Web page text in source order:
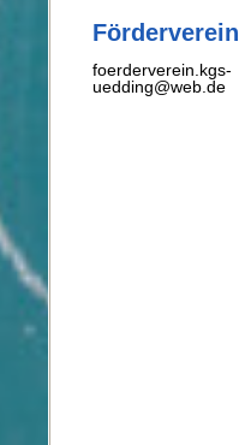
Förderverein
foerderverein.kgs-
uedding@web.de